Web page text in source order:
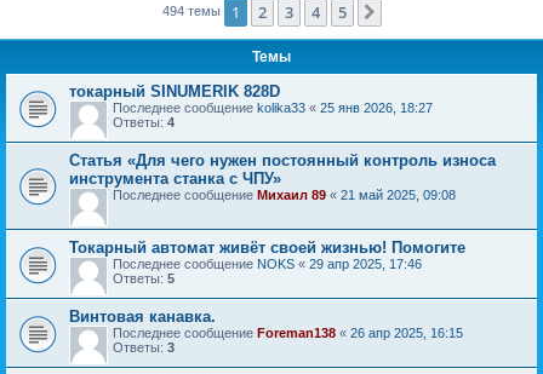
494 темы 1 2 3 4 5
Темы
токарный SINUMERIK 828D
Последнее сообщение kolika33 « 25 янв 2026, 18:27
Ответы: 4
Статья «Для чего нужен постоянный контроль износа
инструмента станка с ЧПУ»
Последнее сообщение Михаил 89 « 21 май 2025, 09:08
Токарный автомат живёт своей жизнью! Помогите
Последнее сообщение NOKS « 29 апр 2025, 17:46
Ответы: 5
Винтовая канавка.
Последнее сообщение Foreman138 « 26 апр 2025, 16:15
Ответы: 3